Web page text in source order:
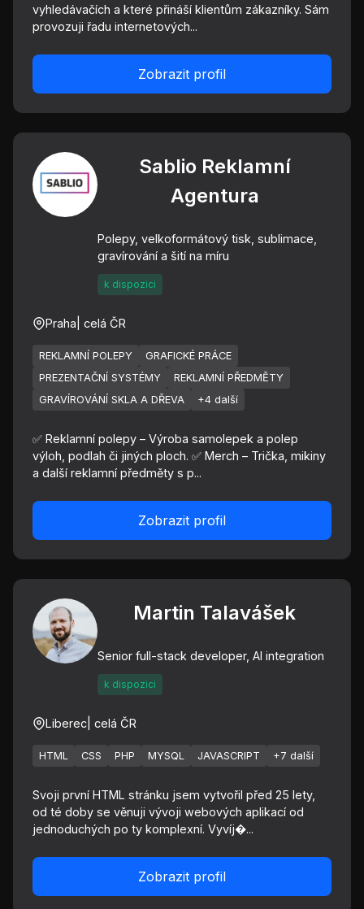
vyhledávačích a které přináší klientům zákazníky. Sám
provozuji řadu internetových...
Zobrazit profil
Sablio Reklamní
Agentura
Polepy, velkoformátový tisk, sublimace,
gravírování a šití na míru
k dispozici
Praha | celá ČR
REKLAMNÍ POLEPY
GRAFICKÉ PRÁCE
PREZENTAČNÍ SYSTÉMY
REKLAMNÍ PŘEDMĚTY
GRAVÍROVÁNÍ SKLA A DŘEVA
+4 další
✅ Reklamní polepy – Výroba samolepek a polep
výloh, podlah či jiných ploch. ✅ Merch – Trička, mikiny
a další reklamní předměty s p...
Zobrazit profil
Martin Talavášek
Senior full-stack developer, AI integration
k dispozici
Liberec | celá ČR
HTML CSS PHP MYSQL JAVASCRIPT +7 další
Svoji první HTML stránku jsem vytvořil před 25 lety,
od té doby se věnuji vývoji webových aplikací od
jednoduchých po ty komplexní. Vyvíj�...
Zobrazit profil